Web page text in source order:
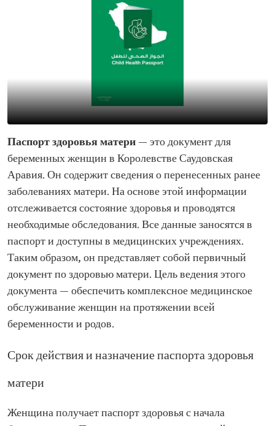
Паспорт здоровья матери — это документ для
беременных женщин в Королевстве Саудовская
Аравия. Он содержит сведения о перенесенных ранее
заболеваниях матери. На основе этой информации
отслеживается состояние здоровья и проводятся
необходимые обследования. Все данные заносятся в
паспорт и доступны в медицинских учреждениях.
Таким образом, он представляет собой первичный
документ по здоровью матери. Цель ведения этого
документа — обеспечить комплексное медицинское
обслуживание женщин на протяжении всей
беременности и родов.
Срок действия и назначение паспорта здоровья
матери
Женщина получает паспорт здоровья с начала